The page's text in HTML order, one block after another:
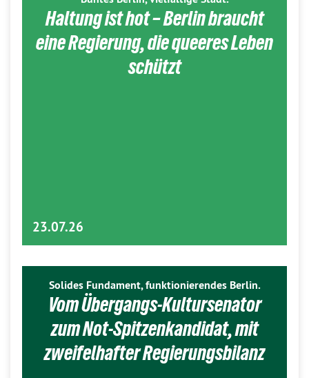
Haltung ist hot – Berlin braucht
eine Regierung, die queeres Leben
schützt
23.07.26
Solides Fundament, funktionierendes Berlin.
Vom Übergangs-Kultursenator
zum Not-Spitzenkandidat, mit
zweifelhafter Regierungsbilanz